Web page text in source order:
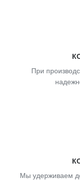
При
Мы удерживаем